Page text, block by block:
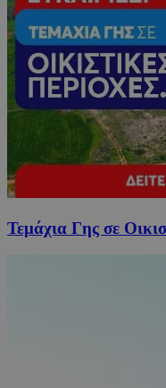
Τεμάχια Γης σε